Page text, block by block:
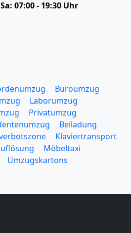
07:00 - 19:30 Uhr
Büroumzug
Laborumzug
Privatumzug
Beiladung
Klaviertransport
Möbeltaxi
Umzugskartons